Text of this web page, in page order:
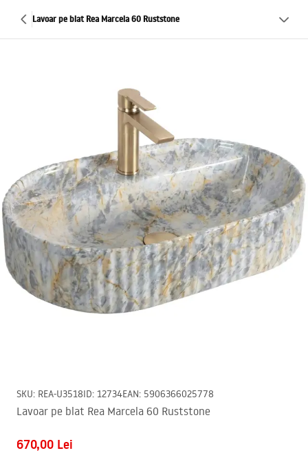
Lavoar pe blat Rea Marcela 60 Ruststone
SKU: REA-U3518ID: 12734EAN: 5906366025778
Lavoar pe blat Rea Marcela 60 Ruststone
670,00 Lei